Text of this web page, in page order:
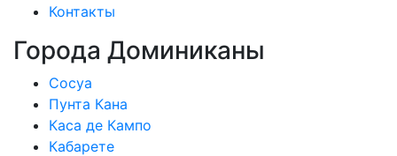
Контакты
Города Доминиканы
Сосуа
Пунта Кана
Каса де Кампо
Кабарете